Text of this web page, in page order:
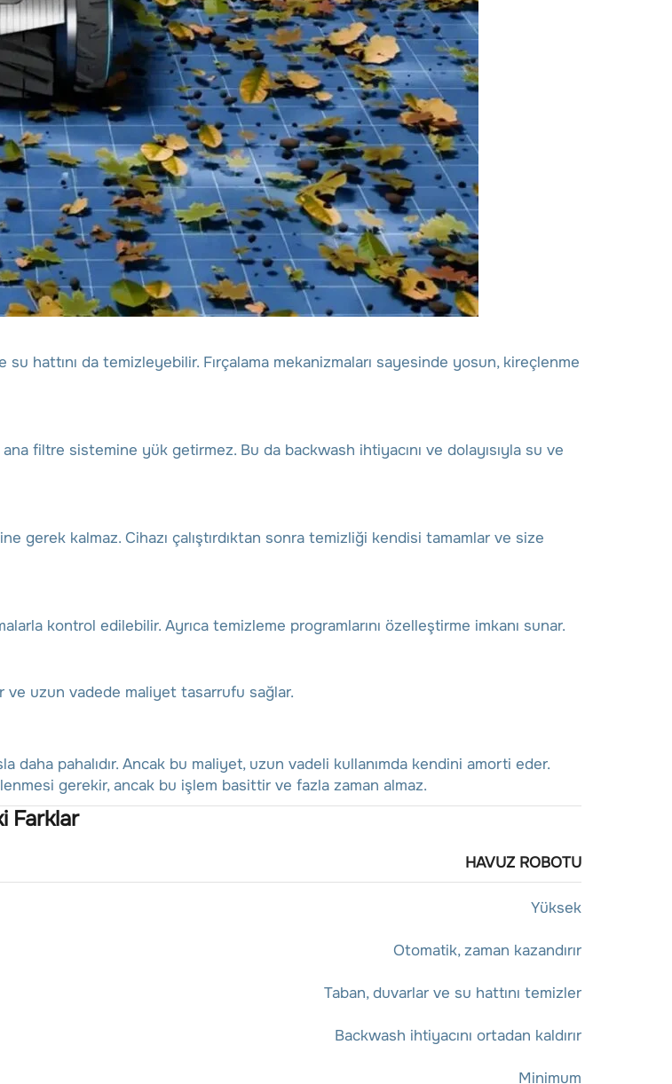
su hattını da temizleyebilir. Fırçalama mekanizmaları sayesinde yosun, kireçlenme
filtre sistemine yük getirmez. Bu da backwash ihtiyacını ve dolayısıyla su ve
gerek kalmaz. Cihazı çalıştırdıktan sonra temizliği kendisi tamamlar ve size
kontrol edilebilir. Ayrıca temizleme programlarını özelleştirme imkanı sunar.
ve uzun vadede maliyet tasarrufu sağlar.
daha pahalıdır. Ancak bu maliyet, uzun vadeli kullanımda kendini amorti eder.
gerekir, ancak bu işlem basittir ve fazla zaman almaz.
Farklar
HAVUZ ROBOTU
Yüksek
Otomatik, zaman kazandırır
Taban, duvarlar ve su hattını temizler
Backwash ihtiyacını ortadan kaldırır
Minimum